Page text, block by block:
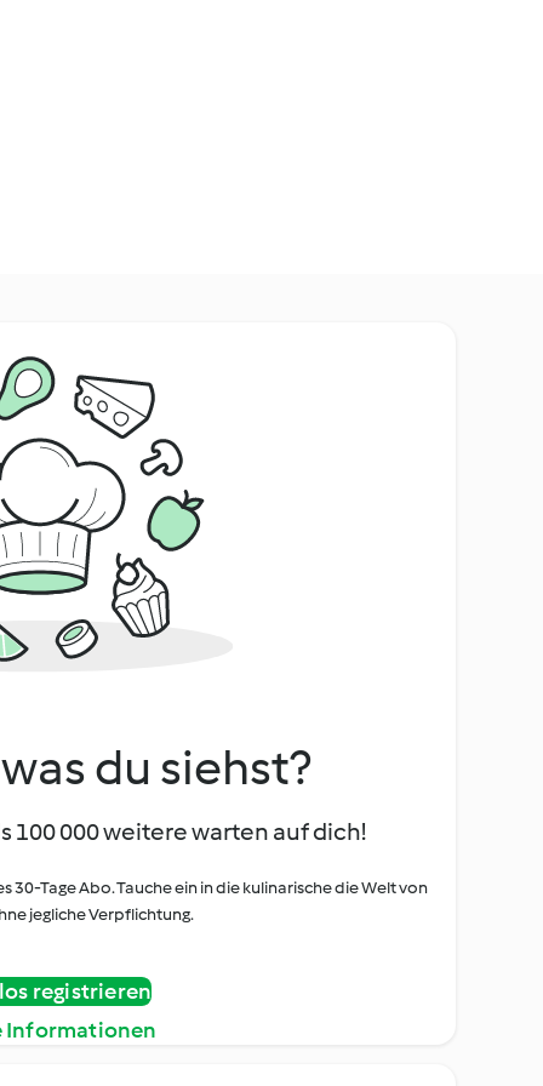
du siehst?
100 000 weitere warten auf dich!
Tage Abo. Tauche ein in die kulinarische die Welt von
jegliche Verpflichtung.
registrieren
Informationen